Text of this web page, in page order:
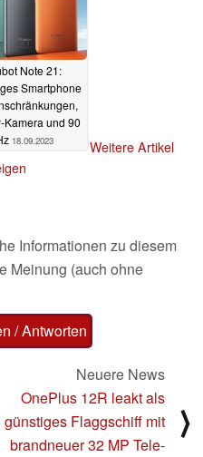
Note 21:
Smartphone
Kamera und 90
18.09.2023
Weitere Artikel
Informationen zu diesem
Meinung (auch ohne
/ Antworten
Neuere News
OnePlus 12R leakt als
günstiges Flaggschiff mit
brandneuer 32 MP Tele-
⟩